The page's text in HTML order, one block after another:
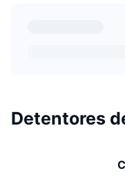
Detentores